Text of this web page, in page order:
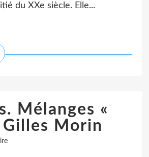
du XXe siècle. Elle...
Mélanges «
Morin